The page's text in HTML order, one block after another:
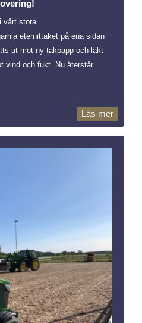
vårt stora
eternittaket på ena sidan
ut mot ny takpapp och läkt
vind och fukt. Nu återstår
Läs mer